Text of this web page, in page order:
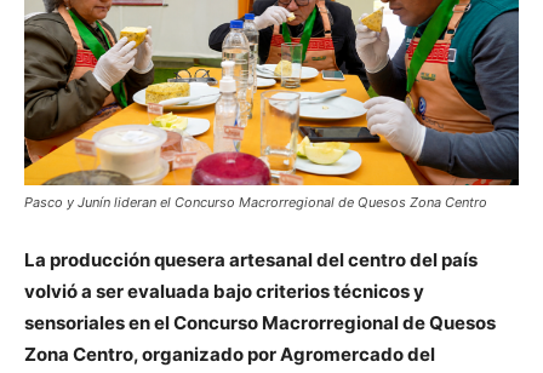
Pasco y Junín lideran el Concurso Macrorregional de Quesos Zona Centro
La producción quesera artesanal del centro del país
volvió a ser evaluada bajo criterios técnicos y
sensoriales en el Concurso Macrorregional de Quesos
Zona Centro, organizado por Agromercado del